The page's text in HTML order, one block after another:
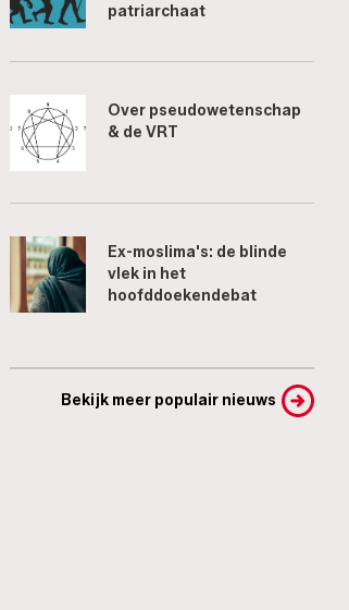
patriarchaat
Over pseudowetenschap
& de VRT
Ex-moslima's: de blinde
vlek in het
hoofddoekendebat
Bekijk meer populair nieuws